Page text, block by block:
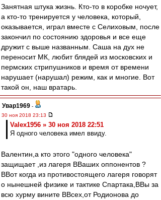
Занятная штука жизнь. Кто-то в коробке ночует,
а кто-то тренируется у человека, который,
оказывается, играл вместе с Селиховым, после
закончил по состоянию здоровья и все еще
дружит с выше названным. Саша на дух не
переносит МК, любит блядей из московских и
пермских стрипушников и время от времени
нарушает (нарушал) режим, как и многие. Вот
такой он, наш вратарь.
Увар1969 -
30 ноя 2018 23:13
Valex1956 » 30 ноя 2018 22:51
Я одного человека имел ввиду.
Валентин,а кто этого "одного человека"
защищает ,из лагеря ВВаших оппонентов ?
ВВот когда из противостоящего лагеря говорят
о нынешней физике и тактике Спартака,ВВы за
всю хурму вините ВВсех,от Родионова до